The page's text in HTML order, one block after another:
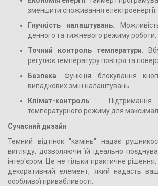
зменшити споживання електроенергії.
Гнучкість налаштувань:
денного та тижневого режиму роботи.
Точний контроль температури:
регулює температуру повітря та
Безпека: Функція блокування
випадкових змін налаштувань.
Клімат-контроль: Підтримання
температурного режиму для
Сучасний дизайн
Темний відтінок "камінь" надає
вигляду, дозволяючи їй ідеально
інтер'єром. Це не тільки практичне
декоративний елемент, який надасть
особливої привабливості.